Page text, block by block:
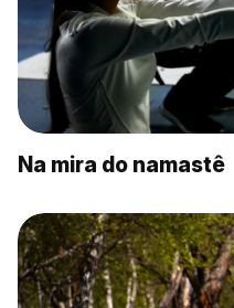
Na mira do namastê